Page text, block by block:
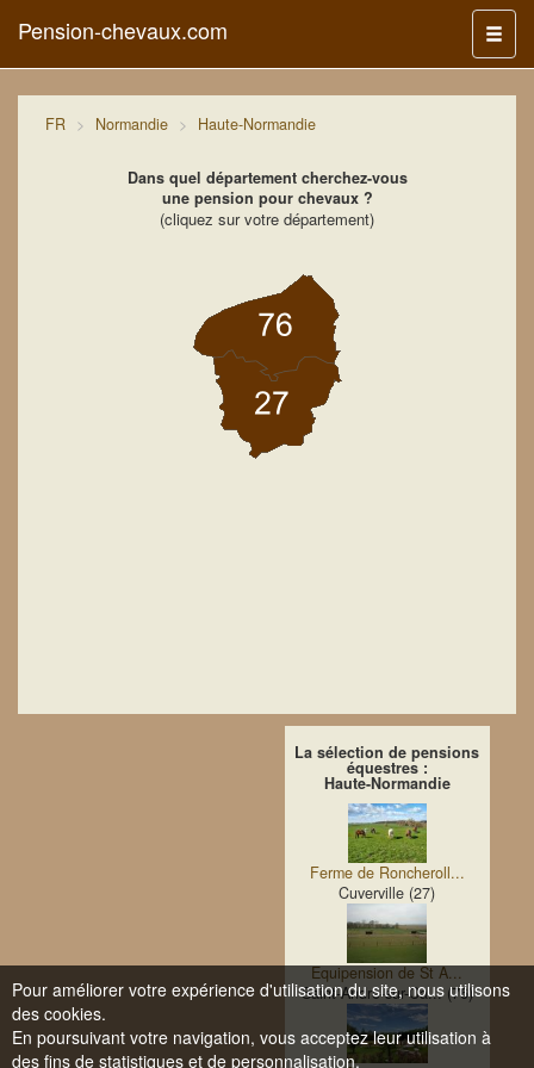
Menu
Pension-chevaux.com
FR Normandie Haute-Normandie
Dans quel département cherchez-vous
une pension pour chevaux ?
(cliquez sur votre département)
La sélection de pensions
équestres :
Haute-Normandie
Ferme de Roncheroll...
Cuverville (27)
Equipension de St A...
Saint-André-sur-Ca... (76)
Pour améliorer votre expérience d'utilisation du site, nous utilisons
des cookies.
En poursuivant votre navigation, vous acceptez leur utilisation à
des fins de statistiques et de personnalisation.